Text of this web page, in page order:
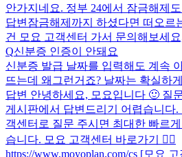
안가지네요. 정부 24에서 잠금해제
답변 잠금해제까지 하셨다면 떠오르
건 모요 고객센터 가서 문의해보세요
Q신분증 인증이 안돼요
신분증 발급 날짜를 입력해도 계속
뜨는데 왜그런거죠? 날짜는 확실하
답변 안녕하세요, 모요입니다 🙂 질
게시판에서 답변드리기 어렵습니다.
객센터로 질문 주시면 최대한 빠르
습니다. 모요 고객센터 바로가기 👉🏻
https://www.moyoplan.com/cs [모요